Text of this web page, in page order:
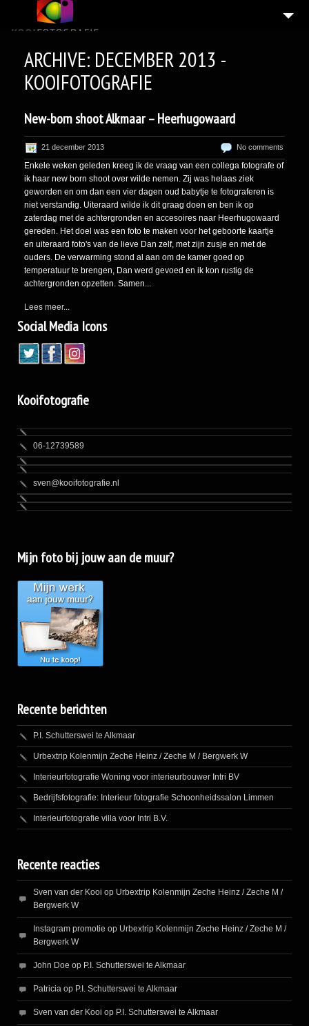
BLOG
BEDRIJFSFOTOGRAFIE
NEWBORNFOTOGRAFIE
PORTRETFOTOGRAFIE
VRIJ WERK
INFORMATIE
PORTFOLIO
CONTACT
ARCHIVE: DECEMBER 2013 -
KOOIFOTOGRAFIE
New-born shoot Alkmaar – Heerhugowaard
21 december 2013 No comments
Enkele weken geleden kreeg ik de vraag van een collega fotografe of
ik haar new born shoot over wilde nemen. Zij was helaas ziek
geworden en om dan een vier dagen oud babytje te fotograferen is
niet verstandig. Uiteraard wilde ik dit graag doen en ben ik op
zaterdag met de achtergronden en accesoires naar Heerhugowaard
gereden. Het doel was een foto te maken voor het geboorte kaartje
en uiteraard foto's van de lieve Dan zelf, met zijn zusje en met de
ouders. De verwarming stond al aan om de kamer goed op
temperatuur te brengen, Dan werd gevoed en ik kon rustig de
achtergronden opzetten. Samen...
Lees meer...
Social Media Icons
Kooifotografie
06-12739589
sven@kooifotografie.nl
Mijn foto bij jouw aan de muur?
Recente berichten
P.I. Schutterswei te Alkmaar
Urbextrip Kolenmijn Zeche Heinz / Zeche M / Bergwerk W
Interieurfotografie Woning voor interieurbouwer Intri BV
Bedrijfsfotografie: Interieur fotografie Schoonheidssalon Limmen
Interieurfotografie villa voor Intri B.V.
Recente reacties
Sven van der Kooi op Urbextrip Kolenmijn Zeche Heinz / Zeche M /
Bergwerk W
Instagram promotie op Urbextrip Kolenmijn Zeche Heinz / Zeche M /
Bergwerk W
John Doe op P.I. Schutterswei te Alkmaar
Patricia op P.I. Schutterswei te Alkmaar
Sven van der Kooi op P.I. Schutterswei te Alkmaar